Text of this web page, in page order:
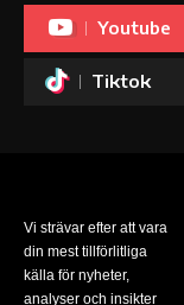
Youtube
Tiktok
Vi strävar efter att vara
din mest tillförlitliga
källa för nyheter,
analyser och insikter